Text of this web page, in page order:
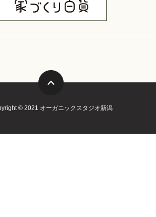
© 2021 オーガニックスタジオ新潟